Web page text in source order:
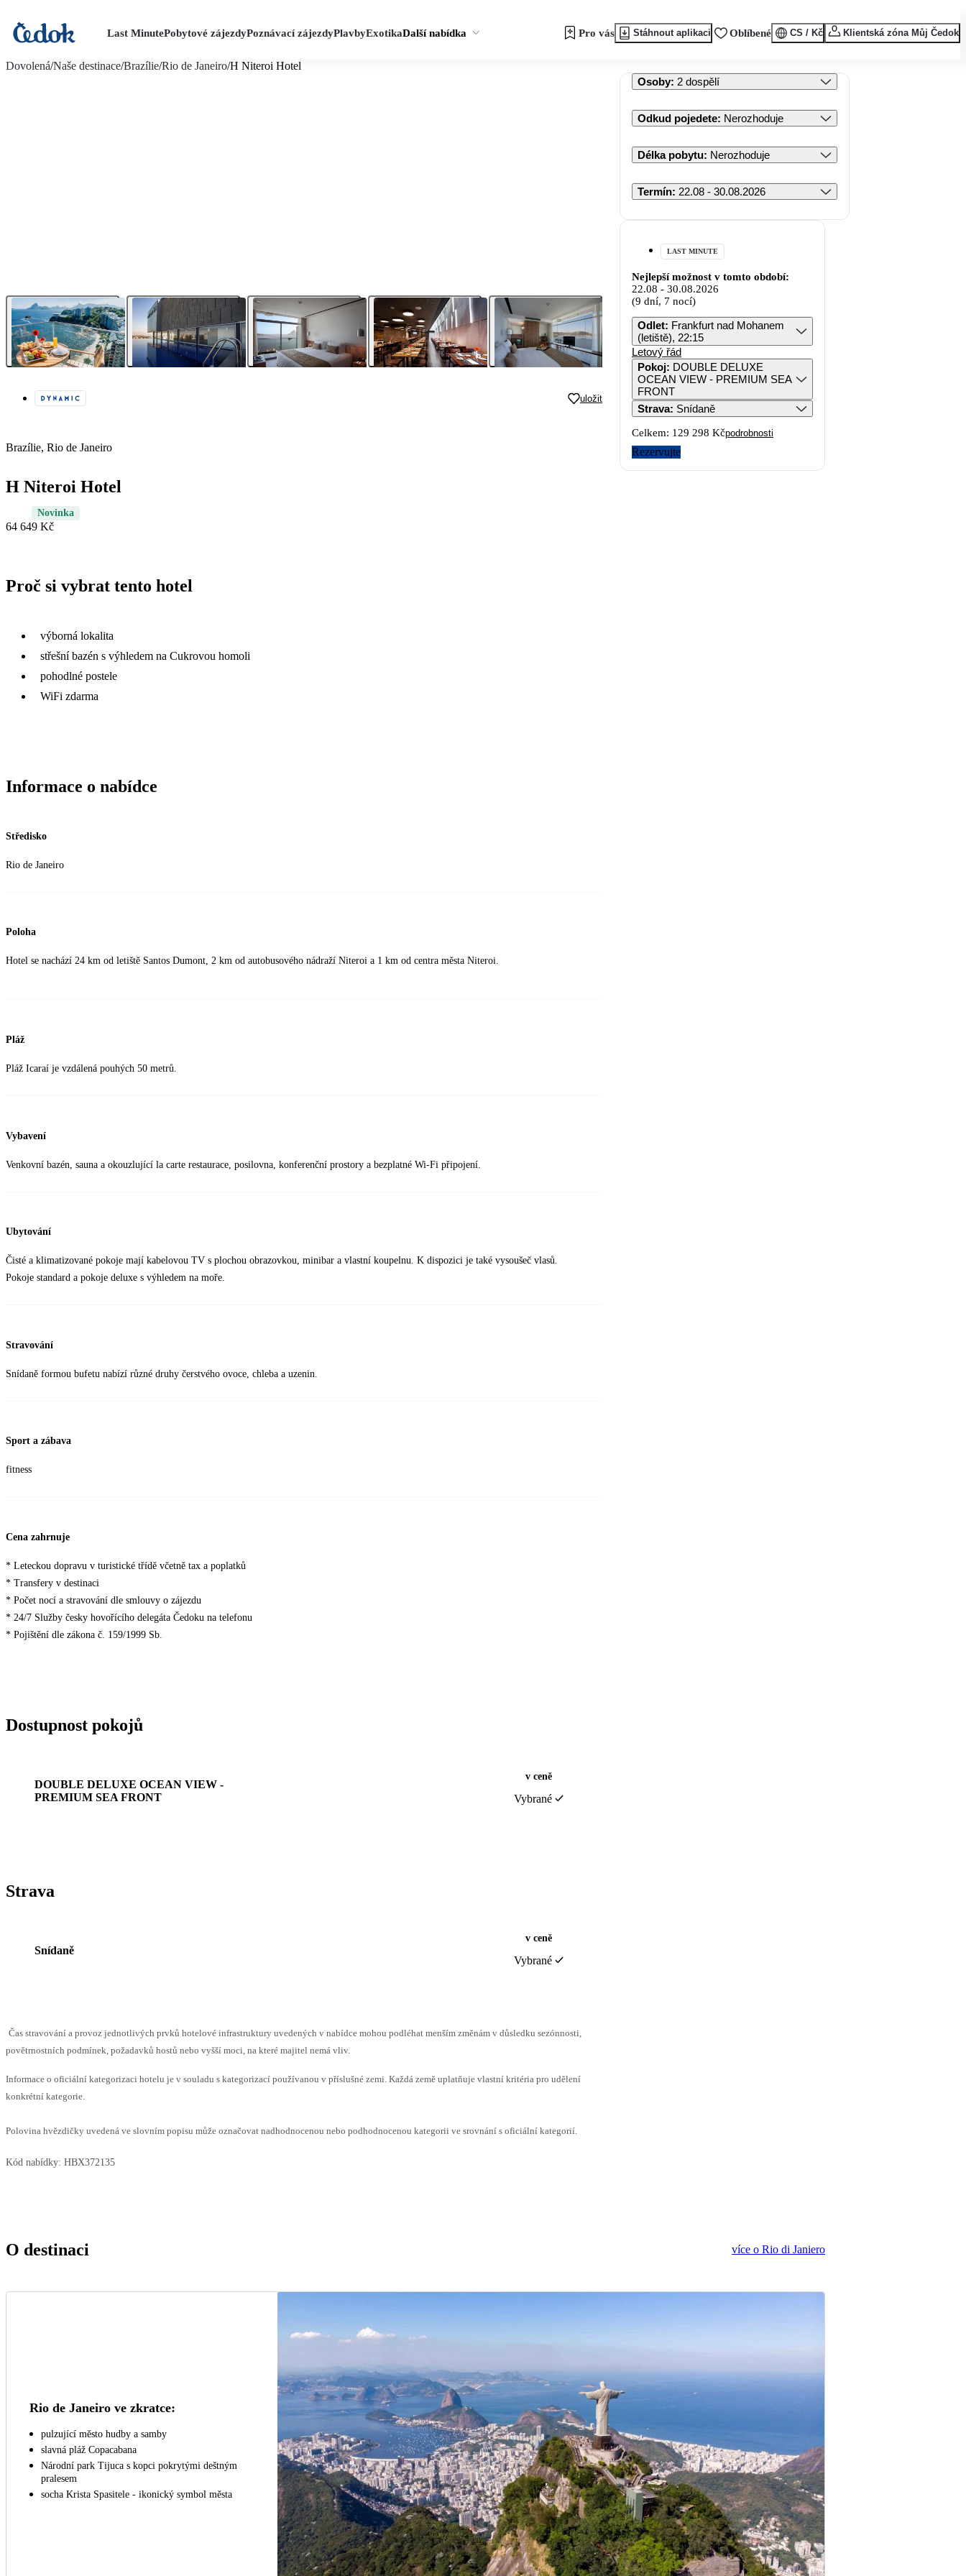
Last MinutePobytové zájezdyPoznávací zájezdyPlavbyExotikaDalší nabídka Pro vás Stáhnout aplikaci Oblíbené CS / Kč Klientská zóna Můj Čedok
Dovolená/Naše destinace/Brazílie/Rio de Janeiro/H Niteroi Hotel
uložit
Brazílie, Rio de Janeiro
H Niteroi Hotel
Novinka
64 649 Kč
Proč si vybrat tento hotel
výborná lokalita
střešní bazén s výhledem na Cukrovou homoli
pohodlné postele
WiFi zdarma
Informace o nabídce
Středisko
Rio de Janeiro
Poloha
Hotel se nachází 24 km od letiště Santos Dumont, 2 km od autobusového nádraží Niteroi a 1 km od centra města Niteroi.
Pláž
Pláž Icaraí je vzdálená pouhých 50 metrů.
Vybavení
Venkovní bazén, sauna a okouzlující la carte restaurace, posilovna, konferenční prostory a bezplatné Wi-Fi připojení.
Ubytování
Čisté a klimatizované pokoje mají kabelovou TV s plochou obrazovkou, minibar a vlastní koupelnu. K dispozici je také vysoušeč vlasů.
Pokoje standard a pokoje deluxe s výhledem na moře.
Stravování
Snídaně formou bufetu nabízí různé druhy čerstvého ovoce, chleba a uzenin.
Sport a zábava
fitness
Cena zahrnuje
* Leteckou dopravu v turistické třídě včetně tax a poplatků
* Transfery v destinaci
* Počet nocí a stravování dle smlouvy o zájezdu
* 24/7 Služby česky hovořícího delegáta Čedoku na telefonu
* Pojištění dle zákona č. 159/1999 Sb.
Dostupnost pokojů
DOUBLE DELUXE OCEAN VIEW -
PREMIUM SEA FRONT
v ceně
Vybrané
Strava
Snídaně
v ceně
Vybrané
Čas stravování a provoz jednotlivých prvků hotelové infrastruktury uvedených v nabídce mohou podléhat menším změnám v důsledku sezónnosti,
povětrnostních podmínek, požadavků hostů nebo vyšší moci, na které majitel nemá vliv.
Informace o oficiální kategorizaci hotelu je v souladu s kategorizací používanou v příslušné zemi. Každá země uplatňuje vlastní kritéria pro udělení
konkrétní kategorie.
Polovina hvězdičky uvedená ve slovním popisu může označovat nadhodnocenou nebo podhodnocenou kategorii ve srovnání s oficiální kategorií.
Kód nabídky: HBX372135
Osoby: 2 dospělí
Odkud pojedete: Nerozhoduje
Délka pobytu: Nerozhoduje
Termín: 22.08 - 30.08.2026
LAST MINUTE
Nejlepší možnost v tomto období:
22.08 - 30.08.2026
(9 dní, 7 nocí)
Odlet: Frankfurt nad Mohanem
(letiště), 22:15
Letový řád
Pokoj: DOUBLE DELUXE
OCEAN VIEW - PREMIUM SEA
FRONT
Strava: Snídaně
Celkem: 129 298 Kčpodrobnosti
Rezervujte
O destinaci více o Rio di Janiero
Rio de Janeiro ve zkratce:
pulzující město hudby a samby
slavná pláž Copacabana
Národní park Tijuca s kopci pokrytými deštným
pralesem
socha Krista Spasitele - ikonický symbol města